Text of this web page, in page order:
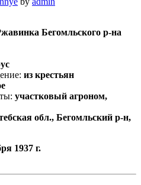
Бегомльского р-на
из крестьян
участковый агроном,
обл., Бегомльский р-н,
1937 г.